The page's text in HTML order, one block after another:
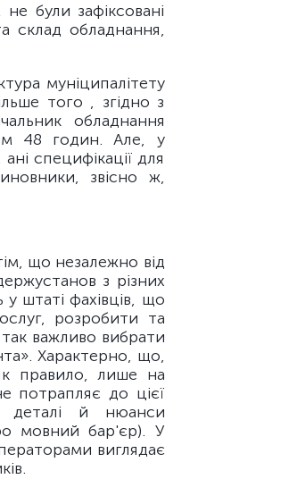
були зафіксовані
склад обладнання,
муніципалітету
того , згідно з
обладнання
48 годин. Але, у
специфікації для
звісно ж,
що незалежно від
з різних
у штаті фахівців, що
розробити та
важливо вибрати
Характерно, що,
правило, лише на
потрапляє до цієї
деталі й нюанси
мовний бар'єр). У
виглядає